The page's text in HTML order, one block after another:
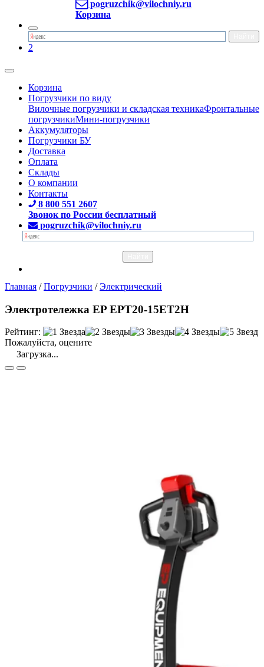
pogruzchik@vilochniy.ru
Корзина
2
Корзина
Погрузчики по виду
Вилочные погрузчики и складская техникаФронтальные
погрузчикиМини-погрузчики
Аккумуляторы
Погрузчики БУ
Доставка
Оплата
Склады
О компании
Контакты
8 800 551 2607
Звонок по России бесплатный
pogruzchik@vilochniy.ru
Главная /Погрузчики /Электрический
Электротележка EP EPT20-15ET2H
Рейтинг:
Пожалуйста, оцените
Загрузка...